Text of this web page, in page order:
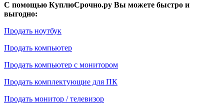
С помощью КуплюСрочно.ру Вы можете быстро и
выгодно:
Продать ноутбук
Продать компьютер
Продать компьютер с монитором
Продать комплектующие для ПК
Продать монитор / телевизор